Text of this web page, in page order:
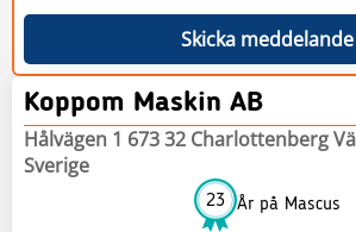
Skicka meddelande
Koppom Maskin AB
Hålvägen 1 673 32 Charlottenberg
Sverige
23 År på Mascus